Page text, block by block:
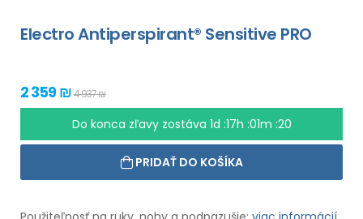
Electro Antiperspirant® Sensitive PRO
2 359 ₪4 937 ₪
Do konca zľavy zostáva1d :17h :01m :18
PRIDAŤ DO KOŠÍKA